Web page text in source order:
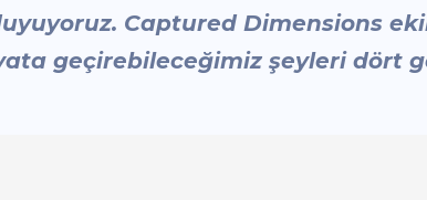
Captured Dimensions
geçirebileceğimiz şeyleri dört